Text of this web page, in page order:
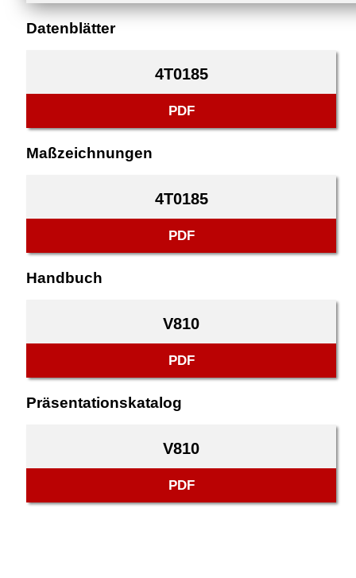
Datenblätter
4T0185
PDF
Maßzeichnungen
4T0185
PDF
Handbuch
V810
PDF
Präsentationskatalog
V810
PDF